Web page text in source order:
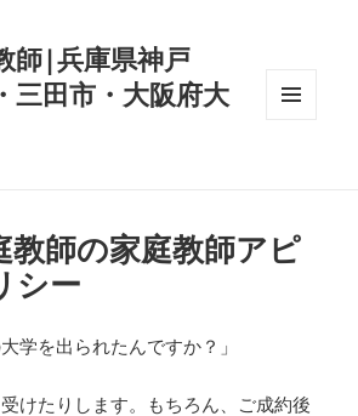
師|兵庫県神戸
三田市・大阪府大
教師の家庭教師アピ
シー
学を出られたんですか？」
けたりします。もちろん、ご成約後